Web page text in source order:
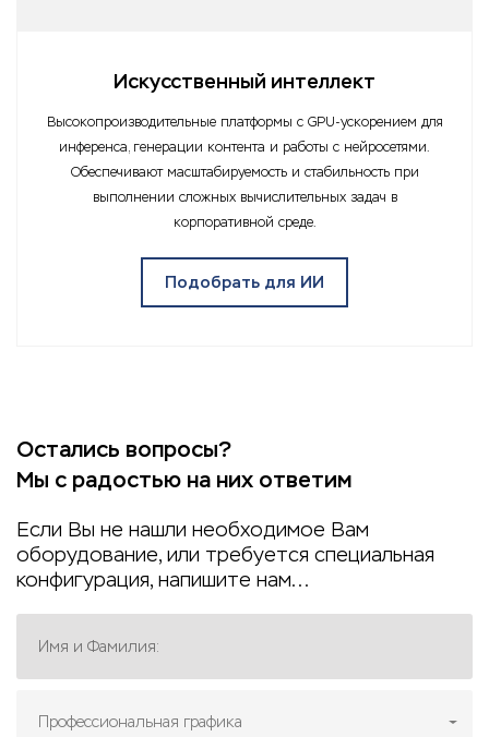
Искусственный интеллект
Высокопроизводительные платформы с GPU-ускорением для
инференса, генерации контента и работы с нейросетями.
Обеспечивают масштабируемость и стабильность при
выполнении сложных вычислительных задач в
корпоративной среде.
Подобрать для ИИ
Остались вопросы?
Мы с радостью на них ответим
Если Вы не нашли необходимое Вам
оборудование, или требуется специальная
конфигурация, напишите нам...
Имя и Фамилия:
Профессиональная графика